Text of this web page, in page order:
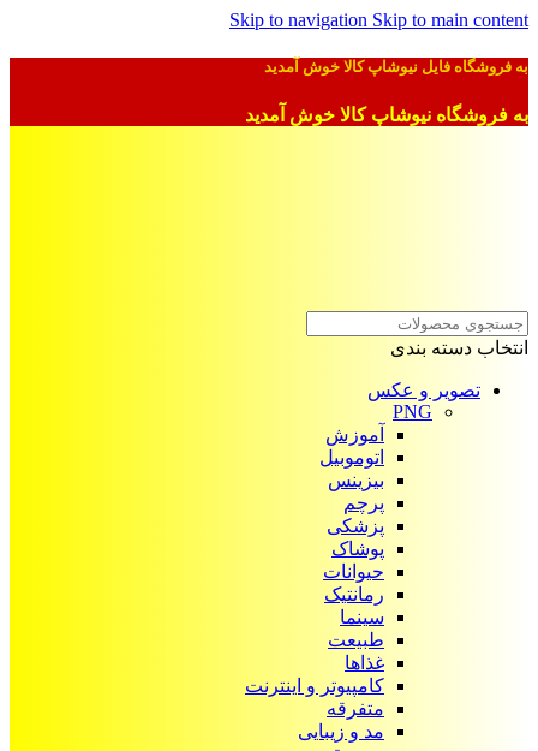
Skip to navigation Skip to main content
به فروشگاه فایل نیوشاپ کالا خوش آمدید
به فروشگاه نیوشاپ کالا خوش آمدید
انتخاب دسته بندی
تصویر و عکس
PNG
آموزش
اتوموبیل
بیزینس
پرچم
پزشکی
پوشاک
حیوانات
رمانتیک
سینما
طبیعت
غذاها
کامپیوتر و اینترنت
متفرقه
مد و زیبایی